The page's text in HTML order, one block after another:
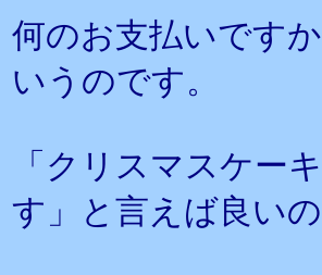
何のお支払いです
いうのです。
「クリスマスケー
す」と言えば良い